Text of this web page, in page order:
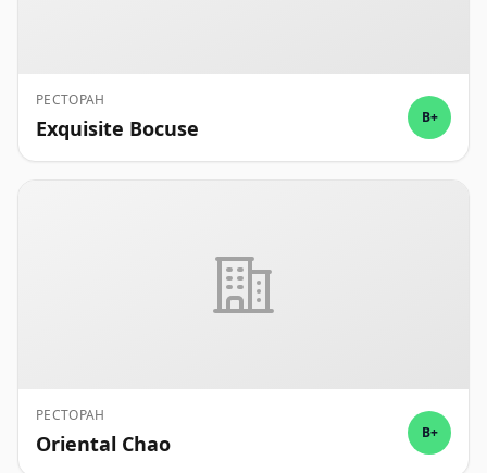
РЕСТОРАН
Exquisite Bocuse B+
РЕСТОРАН
Oriental Chao B+